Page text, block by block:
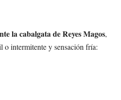
la cabalgata de Reyes Magos,
intermitente y sensación fría: